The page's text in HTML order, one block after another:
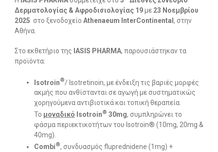
Δερματολογίας & Αφροδισιολογίας 19με 23 Νοεμβρίου
2025 στο ξενοδοχείο Athenaeum InterContinental , στην
Αθήνα.
Στο εκθετήριο της ΙΑSIS PHARMA, παρουσιάστηκαν τα
προϊόντα:
Isotroin®/ Isotretinoin, με ένδειξη τις βαριές μορφές
ακμής που ανθίστανται σε αγωγή με συστηματικώς
χορηγούμενα αντιβιοτικά και τοπική θεραπεία.
Το μοναδικό Isotroin® 30mg, συμπληρώνει το
φάσμα περιεκτικοτήτων του Isotroin® (10mg, 20mg &
40mg).
Combi®, συνδυασμός fluprednidene (1mg) +